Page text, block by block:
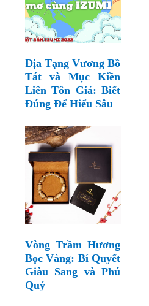
Địa Tạng Vương Bồ
Tát và Mục Kiền
Liên Tôn Giả: Biết
Đúng Để Hiểu Sâu
Vòng Trầm Hương
Bọc Vàng: Bí Quyết
Giàu Sang và Phú
Quý